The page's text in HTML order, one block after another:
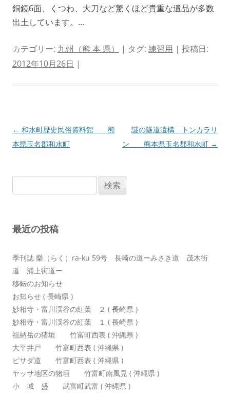
銅鏡6面、くつわ、大刀など驚くほど貴重な遺品が多数
出土しています。…
カテゴリー: 九州（熊 本 県） | タグ: 練習用 | 投稿日:
2012年10月26日 |
投
稿
ョ
← 和水町歴史民俗資料館 熊
本県玉名郡和水町
謎の隧道遺構 トンカラリ
ン 熊本県玉名郡和水町 →
索:
最近の投稿
季刊誌 樂（らく）ra-ku 59号 長崎の道ーみさき道 茂木街
道 浦上街道ー
移転のお知らせ
お知らせ ( 長崎県 )
妙相寺・富川渓谷の紅葉 ２ ( 長崎県 )
妙相寺・富川渓谷の紅葉 １ ( 長崎県 )
祖納岳の猪垣 竹富町西表 ( 沖縄県 )
大平井戸 竹富町西表 ( 沖縄県 )
ピサダ道 竹富町西表 ( 沖縄県 )
ヤッサ地区の猪垣 竹富町南風見 ( 沖縄県 )
小 城 盛 武富町武富 ( 沖縄県 )